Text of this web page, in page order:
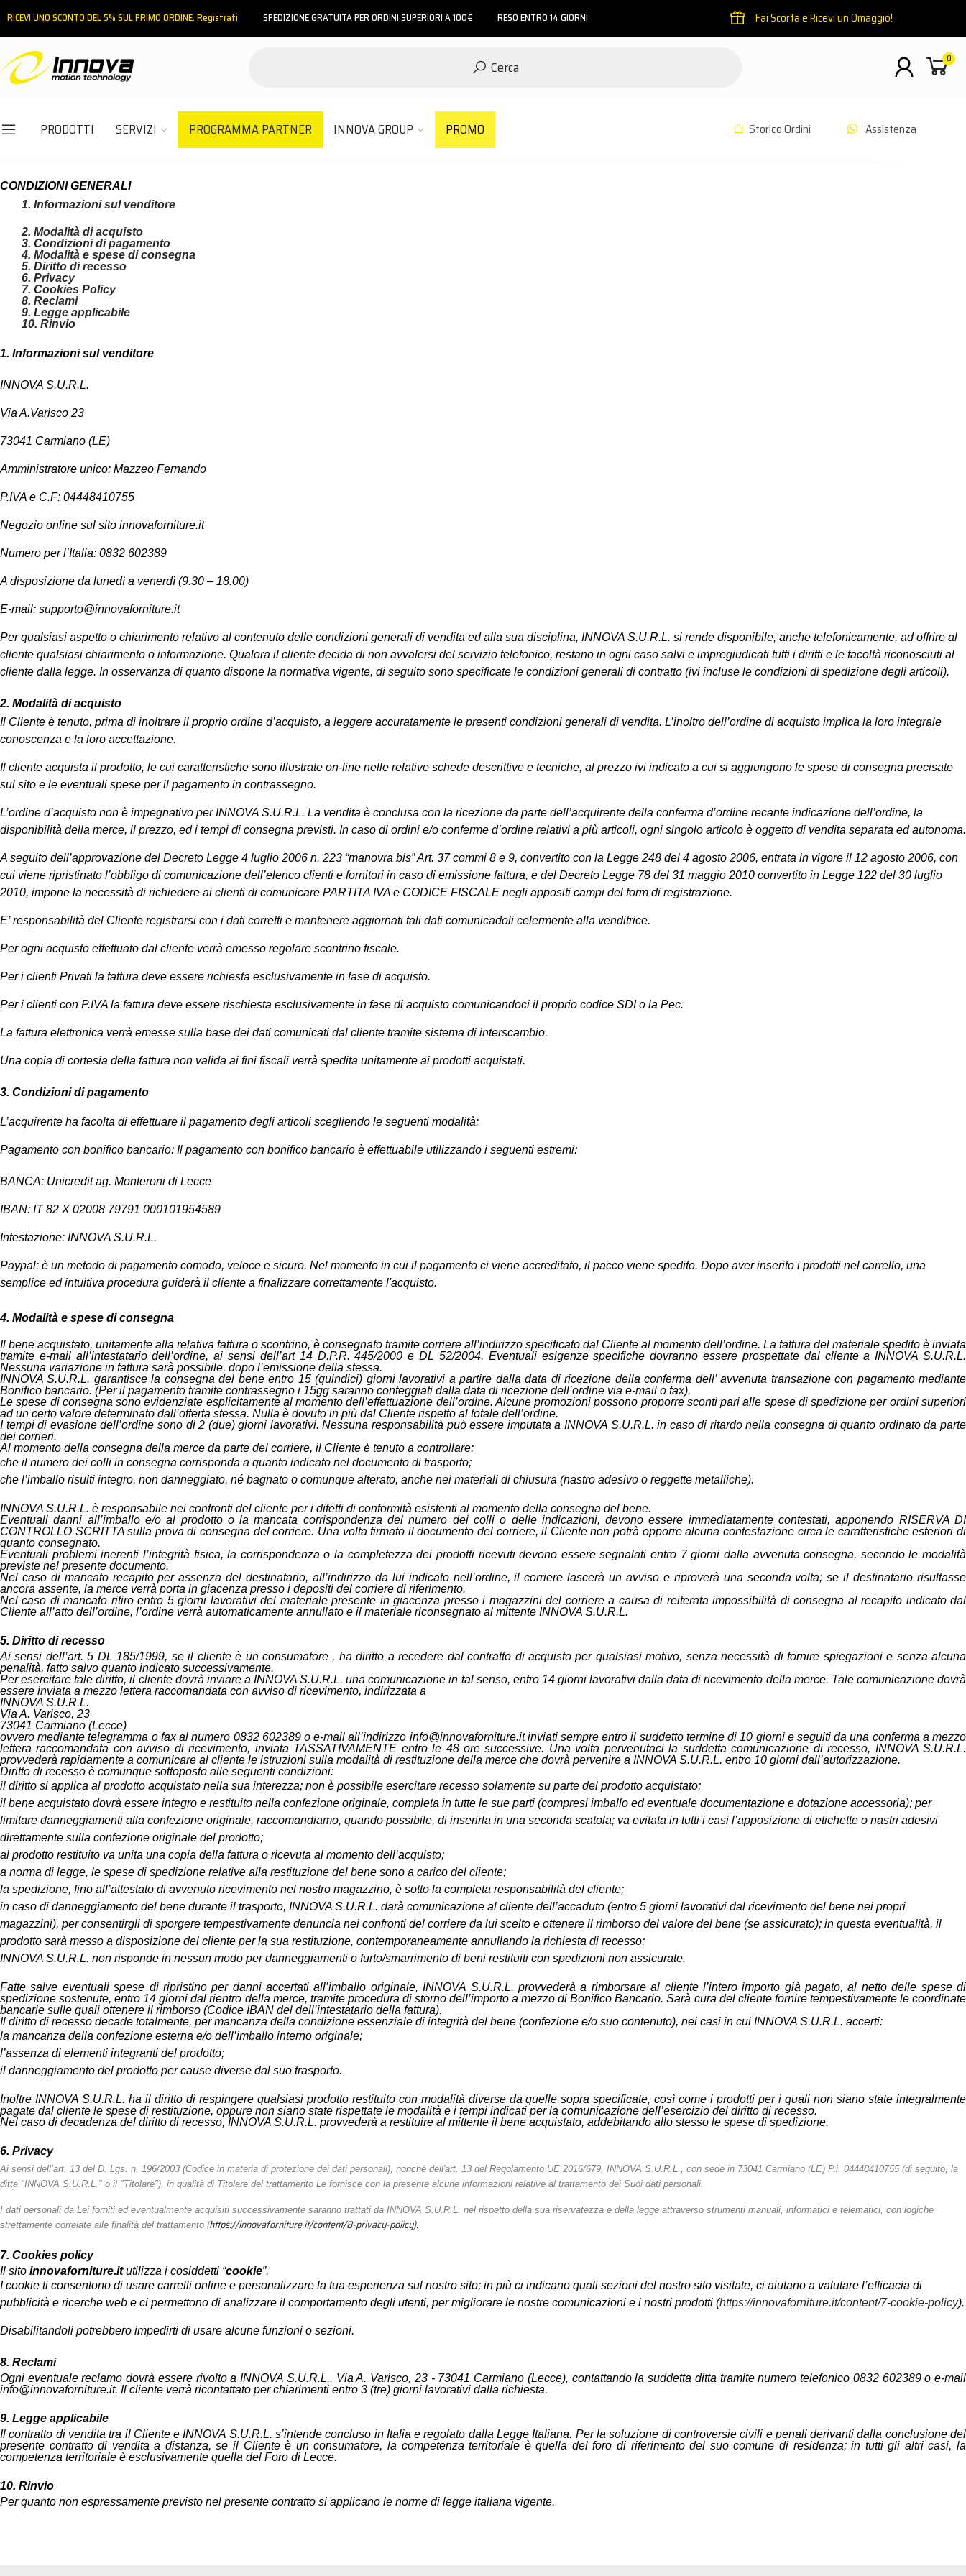
RICEVI UNO SCONTO DEL 5% SUL PRIMO ORDINE. Registrati SPEDIZIONE GRATUITA PER ORDINI SUPERIORI A 100€ RESO ENTRO 14 GIORNI Fai Scorta e Ricevi un Omaggio!
Cerca 0
PRODOTTI SERVIZI PROGRAMMA PARTNER INNOVA GROUP PROMO Storico Ordini Assistenza
CONDIZIONI GENERALI
1. Informazioni sul venditore
2. Modalità di acquisto
3. Condizioni di pagamento
4. Modalità e spese di consegna
5. Diritto di recesso
6. Privacy
7. Cookies Policy
8. Reclami
9. Legge applicabile
10. Rinvio
1. Informazioni sul venditore
INNOVA S.U.R.L.
Via A.Varisco 23
73041 Carmiano (LE)
Amministratore unico: Mazzeo Fernando
P.IVA e C.F: 04448410755
Negozio online sul sito innovaforniture.it
Numero per l’Italia: 0832 602389
A disposizione da lunedì a venerdì (9.30 – 18.00)
E-mail: supporto@innovaforniture.it
Per qualsiasi aspetto o chiarimento relativo al contenuto delle condizioni generali di vendita ed alla sua disciplina, INNOVA S.U.R.L. si rende disponibile, anche telefonicamente, ad offrire al
cliente qualsiasi chiarimento o informazione. Qualora il cliente decida di non avvalersi del servizio telefonico, restano in ogni caso salvi e impregiudicati tutti i diritti e le facoltà riconosciuti al
cliente dalla legge. In osservanza di quanto dispone la normativa vigente, di seguito sono specificate le condizioni generali di contratto (ivi incluse le condizioni di spedizione degli articoli).
2. Modalità di acquisto
Il Cliente è tenuto, prima di inoltrare il proprio ordine d’acquisto, a leggere accuratamente le presenti condizioni generali di vendita. L’inoltro dell’ordine di acquisto implica la loro integrale
conoscenza e la loro accettazione.
Il cliente acquista il prodotto, le cui caratteristiche sono illustrate on-line nelle relative schede descrittive e tecniche, al prezzo ivi indicato a cui si aggiungono le spese di consegna precisate
sul sito e le eventuali spese per il pagamento in contrassegno.
L’ordine d’acquisto non è impegnativo per INNOVA S.U.R.L. La vendita è conclusa con la ricezione da parte dell’acquirente della conferma d’ordine recante indicazione dell’ordine, la
disponibilità della merce, il prezzo, ed i tempi di consegna previsti. In caso di ordini e/o conferme d’ordine relativi a più articoli, ogni singolo articolo è oggetto di vendita separata ed autonoma.
A seguito dell’approvazione del Decreto Legge 4 luglio 2006 n. 223 “manovra bis” Art. 37 commi 8 e 9, convertito con la Legge 248 del 4 agosto 2006, entrata in vigore il 12 agosto 2006, con
cui viene ripristinato l’obbligo di comunicazione dell’elenco clienti e fornitori in caso di emissione fattura, e del Decreto Legge 78 del 31 maggio 2010 convertito in Legge 122 del 30 luglio
2010, impone la necessità di richiedere ai clienti di comunicare PARTITA IVA e CODICE FISCALE negli appositi campi del form di registrazione.
E’ responsabilità del Cliente registrarsi con i dati corretti e mantenere aggiornati tali dati comunicadoli celermente alla venditrice.
Per ogni acquisto effettuato dal cliente verrà emesso regolare scontrino fiscale.
Per i clienti Privati la fattura deve essere richiesta esclusivamente in fase di acquisto.
Per i clienti con P.IVA la fattura deve essere rischiesta esclusivamente in fase di acquisto comunicandoci il proprio codice SDI o la Pec.
La fattura elettronica verrà emesse sulla base dei dati comunicati dal cliente tramite sistema di interscambio.
Una copia di cortesia della fattura non valida ai fini fiscali verrà spedita unitamente ai prodotti acquistati.
3. Condizioni di pagamento
L’acquirente ha facolta di effettuare il pagamento degli articoli scegliendo le seguenti modalità:
Pagamento con bonifico bancario: Il pagamento con bonifico bancario è effettuabile utilizzando i seguenti estremi:
BANCA: Unicredit ag. Monteroni di Lecce
IBAN: IT 82 X 02008 79791 000101954589
Intestazione: INNOVA S.U.R.L.
Paypal: è un metodo di pagamento comodo, veloce e sicuro. Nel momento in cui il pagamento ci viene accreditato, il pacco viene spedito. Dopo aver inserito i prodotti nel carrello, una
semplice ed intuitiva procedura guiderà il cliente a finalizzare correttamente l'acquisto.
4. Modalità e spese di consegna
Il bene acquistato, unitamente alla relativa fattura o scontrino, è consegnato tramite corriere all’indirizzo specificato dal Cliente al momento dell’ordine. La fattura del materiale spedito è inviata
tramite e-mail all’intestatario dell’ordine, ai sensi dell’art 14 D.P.R. 445/2000 e DL 52/2004. Eventuali esigenze specifiche dovranno essere prospettate dal cliente a INNOVA S.U.R.L.
Nessuna variazione in fattura sarà possibile, dopo l’emissione della stessa.
INNOVA S.U.R.L. garantisce la consegna del bene entro 15 (quindici) giorni lavorativi a partire dalla data di ricezione della conferma dell’ avvenuta transazione con pagamento mediante
Bonifico bancario. (Per il pagamento tramite contrassegno i 15gg saranno conteggiati dalla data di ricezione dell’ordine via e-mail o fax).
Le spese di consegna sono evidenziate esplicitamente al momento dell’effettuazione dell’ordine. Alcune promozioni possono proporre sconti pari alle spese di spedizione per ordini superiori
ad un certo valore determinato dall’offerta stessa. Nulla è dovuto in più dal Cliente rispetto al totale dell’ordine.
I tempi di evasione dell’ordine sono di 2 (due) giorni lavorativi. Nessuna responsabilità può essere imputata a INNOVA S.U.R.L. in caso di ritardo nella consegna di quanto ordinato da parte
dei corrieri.
Al momento della consegna della merce da parte del corriere, il Cliente è tenuto a controllare:
che il numero dei colli in consegna corrisponda a quanto indicato nel documento di trasporto;
che l’imballo risulti integro, non danneggiato, né bagnato o comunque alterato, anche nei materiali di chiusura (nastro adesivo o reggette metalliche).
INNOVA S.U.R.L. è responsabile nei confronti del cliente per i difetti di conformità esistenti al momento della consegna del bene.
Eventuali danni all’imballo e/o al prodotto o la mancata corrispondenza del numero dei colli o delle indicazioni, devono essere immediatamente contestati, apponendo RISERVA DI
CONTROLLO SCRITTA sulla prova di consegna del corriere. Una volta firmato il documento del corriere, il Cliente non potrà opporre alcuna contestazione circa le caratteristiche esteriori di
quanto consegnato.
Eventuali problemi inerenti l’integrità fisica, la corrispondenza o la completezza dei prodotti ricevuti devono essere segnalati entro 7 giorni dalla avvenuta consegna, secondo le modalità
previste nel presente documento.
Nel caso di mancato recapito per assenza del destinatario, all’indirizzo da lui indicato nell’ordine, il corriere lascerà un avviso e riproverà una seconda volta; se il destinatario risultasse
ancora assente, la merce verrà porta in giacenza presso i depositi del corriere di riferimento.
Nel caso di mancato ritiro entro 5 giorni lavorativi del materiale presente in giacenza presso i magazzini del corriere a causa di reiterata impossibilità di consegna al recapito indicato dal
Cliente all’atto dell’ordine, l’ordine verrà automaticamente annullato e il materiale riconsegnato al mittente INNOVA S.U.R.L.
5. Diritto di recesso
Ai sensi dell’art. 5 DL 185/1999, se il cliente è un consumatore , ha diritto a recedere dal contratto di acquisto per qualsiasi motivo, senza necessità di fornire spiegazioni e senza alcuna
penalità, fatto salvo quanto indicato successivamente.
Per esercitare tale diritto, il cliente dovrà inviare a INNOVA S.U.R.L. una comunicazione in tal senso, entro 14 giorni lavorativi dalla data di ricevimento della merce. Tale comunicazione dovrà
essere inviata a mezzo lettera raccomandata con avviso di ricevimento, indirizzata a
INNOVA S.U.R.L.
Via A. Varisco, 23
73041 Carmiano (Lecce)
ovvero mediante telegramma o fax al numero 0832 602389 o e-mail all’indirizzo info@innovaforniture.itinviati sempre entro il suddetto termine di 10 giorni e seguiti da una conferma a mezzo
lettera raccomandata con avviso di ricevimento, inviata TASSATIVAMENTE entro le 48 ore successive. Una volta pervenutaci la suddetta comunicazione di recesso, INNOVA S.U.R.L.
provvederà rapidamente a comunicare al cliente le istruzioni sulla modalità di restituzione della merce che dovrà pervenire a INNOVA S.U.R.L. entro 10 giorni dall’autorizzazione.
Diritto di recesso è comunque sottoposto alle seguenti condizioni:
il diritto si applica al prodotto acquistato nella sua interezza; non è possibile esercitare recesso solamente su parte del prodotto acquistato;
il bene acquistato dovrà essere integro e restituito nella confezione originale, completa in tutte le sue parti (compresi imballo ed eventuale documentazione e dotazione accessoria); per
limitare danneggiamenti alla confezione originale, raccomandiamo, quando possibile, di inserirla in una seconda scatola; va evitata in tutti i casi l’apposizione di etichette o nastri adesivi
direttamente sulla confezione originale del prodotto;
al prodotto restituito va unita una copia della fattura o ricevuta al momento dell’acquisto;
a norma di legge, le spese di spedizione relative alla restituzione del bene sono a carico del cliente;
la spedizione, fino all’attestato di avvenuto ricevimento nel nostro magazzino, è sotto la completa responsabilità del cliente;
in caso di danneggiamento del bene durante il trasporto, INNOVA S.U.R.L. darà comunicazione al cliente dell’accaduto (entro 5 giorni lavorativi dal ricevimento del bene nei propri
magazzini), per consentirgli di sporgere tempestivamente denuncia nei confronti del corriere da lui scelto e ottenere il rimborso del valore del bene (se assicurato); in questa eventualità, il
prodotto sarà messo a disposizione del cliente per la sua restituzione, contemporaneamente annullando la richiesta di recesso;
INNOVA S.U.R.L. non risponde in nessun modo per danneggiamenti o furto/smarrimento di beni restituiti con spedizioni non assicurate.
Fatte salve eventuali spese di ripristino per danni accertati all’imballo originale, INNOVA S.U.R.L. provvederà a rimborsare al cliente l’intero importo già pagato, al netto delle spese di
spedizione sostenute, entro 14 giorni dal rientro della merce, tramite procedura di storno dell’importo a mezzo di Bonifico Bancario. Sarà cura del cliente fornire tempestivamente le coordinate
bancarie sulle quali ottenere il rimborso (Codice IBAN del dell’intestatario della fattura).
Il diritto di recesso decade totalmente, per mancanza della condizione essenziale di integrità del bene (confezione e/o suo contenuto), nei casi in cui INNOVA S.U.R.L. accerti:
la mancanza della confezione esterna e/o dell’imballo interno originale;
l’assenza di elementi integranti del prodotto;
il danneggiamento del prodotto per cause diverse dal suo trasporto.
Inoltre INNOVA S.U.R.L. ha il diritto di respingere qualsiasi prodotto restituito con modalità diverse da quelle sopra specificate, così come i prodotti per i quali non siano state integralmente
pagate dal cliente le spese di restituzione, oppure non siano state rispettate le modalità e i tempi indicati per la comunicazione dell’esercizio del diritto di recesso.
Nel caso di decadenza del diritto di recesso, INNOVA S.U.R.L. provvederà a restituire al mittente il bene acquistato, addebitando allo stesso le spese di spedizione.
6. Privacy
Ai sensi dell’art. 13 del D. Lgs. n. 196/2003 (Codice in materia di protezione dei dati personali), nonché dell'art. 13 del Regolamento UE 2016/679, INNOVA S.U.R.L., con sede in 73041 Carmiano (LE) P.i. 04448410755 (di seguito, la
ditta "INNOVA S.U.R.L." o il "Titolare"), in qualità di Titolare del trattamento Le fornisce con la presente alcune informazioni relative al trattamento dei Suoi dati personali.
I dati personali da Lei forniti ed eventualmente acquisiti successivamente saranno trattati da INNOVA S.U.R.L. nel rispetto della sua riservatezza e della legge attraverso strumenti manuali, informatici e telematici, con logiche
strettamente correlate alle finalità del trattamento (https://innovaforniture.it/content/8-privacy-policy).
7. Cookies policy
Il sito innovaforniture.itutilizza i cosiddetti “cookie”.
I cookie ti consentono di usare carrelli online e personalizzare la tua esperienza sul nostro sito; in più ci indicano quali sezioni del nostro sito visitate, ci aiutano a valutare l’efficacia di
pubblicità e ricerche web e ci permettono di analizzare il comportamento degli utenti, per migliorare le nostre comunicazioni e i nostri prodotti (https://innovaforniture.it/content/7-cookie-policy).
Disabilitandoli potrebbero impedirti di usare alcune funzioni o sezioni.
8. Reclami
Ogni eventuale reclamo dovrà essere rivolto a INNOVA S.U.R.L., Via A. Varisco, 23 - 73041 Carmiano (Lecce), contattando la suddetta ditta tramite numero telefonico 0832 602389 o e-mail
info@innovaforniture.it. Il cliente verrà ricontattato per chiarimenti entro 3 (tre) giorni lavorativi dalla richiesta.
9. Legge applicabile
Il contratto di vendita tra il Cliente e INNOVA S.U.R.L. s’intende concluso in Italia e regolato dalla Legge Italiana. Per la soluzione di controversie civili e penali derivanti dalla conclusione del
presente contratto di vendita a distanza, se il Cliente è un consumatore, la competenza territoriale è quella del foro di riferimento del suo comune di residenza; in tutti gli altri casi, la
competenza territoriale è esclusivamente quella del Foro di Lecce.
10. Rinvio
Per quanto non espressamente previsto nel presente contratto si applicano le norme di legge italiana vigente.
Password
Hai dimenticato la password?
NESSUN ACCOUNT CREA UN NUOVO ACCOUNT
Contattaci